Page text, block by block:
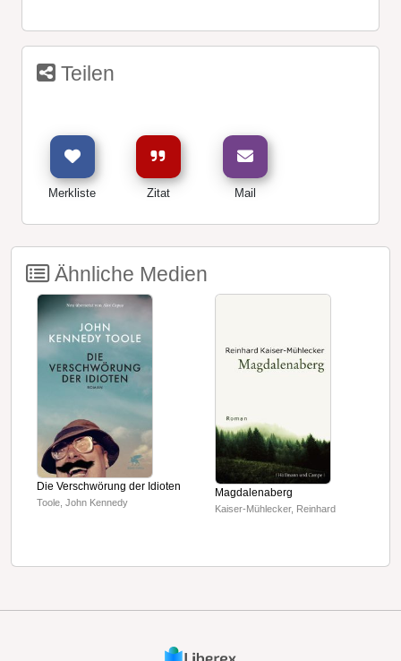
Teilen
Merkliste Zitat Mail
Ähnliche Medien
Die Verschwörung der Idioten
Toole, John Kennedy
Magdalenaberg
Kaiser-Mühlecker, Reinhard